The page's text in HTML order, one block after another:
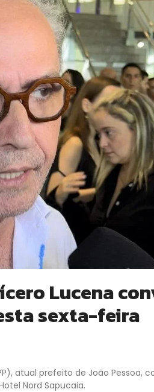
Lucena
sexta-feira
atual prefeito de João Pessoa,
Nord Sapucaia.